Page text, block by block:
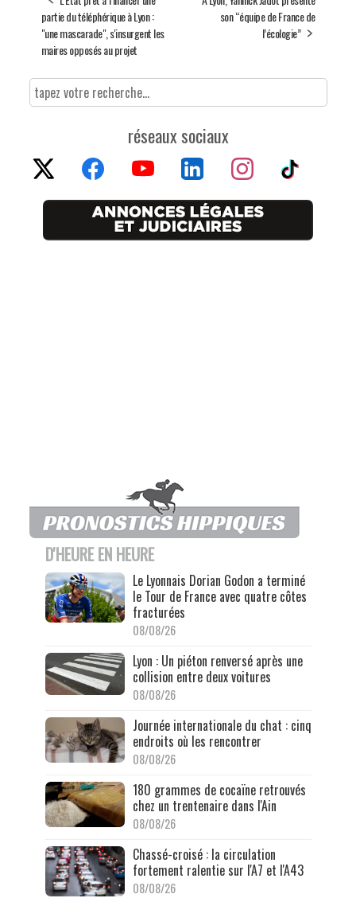
partie du téléphérique à Lyon :
"une mascarade", s'insurgent les
maires opposés au projet
son “équipe de France de
l’écologie”
réseaux sociaux
D'HEURE EN HEURE
Le Lyonnais Dorian Godon a terminé
le Tour de France avec quatre côtes
fracturées
08/08/26
Lyon : Un piéton renversé après une
collision entre deux voitures
08/08/26
Journée internationale du chat : cinq
endroits où les rencontrer
08/08/26
180 grammes de cocaïne retrouvés
chez un trentenaire dans l'Ain
08/08/26
Chassé-croisé : la circulation
fortement ralentie sur l'A7 et l'A43
08/08/26